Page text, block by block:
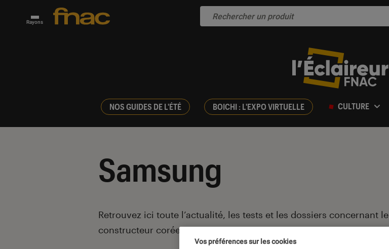
Rayons
NOS GUIDES DE L'ÉTÉ BOICHI : L'EXPO VIRTUELLE CULTURE
Samsung
Introduction
Retrouvez ici toute l’actualité, les tests et les dossiers concernant le
constructeur coréen Samsung.
Vos préférences sur les cookies